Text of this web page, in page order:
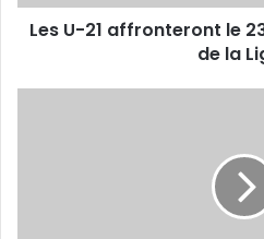
en
Coupe
Les U-21 affronteront le
de la